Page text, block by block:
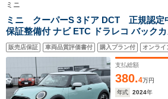
ミニ
ミニ クーパーS 3ドア DCT 正規認定
保証整備付 ナビ ETC ドラレコ バックカメラ 衝突
レーキ アイドリングストップ 障害物ソ
クルコン
販売店保証 車両品質評価書付 購入プラン付 オンライ
支払総額
380.4万円
年式
2024年